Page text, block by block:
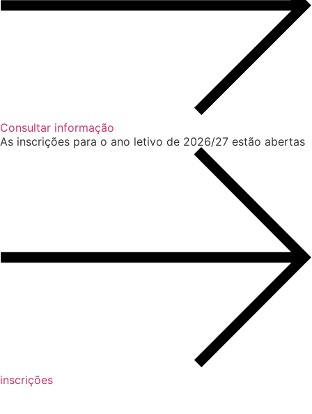
Consultar informação
As inscrições para o ano letivo de 2026/27 estão abertas
inscrições